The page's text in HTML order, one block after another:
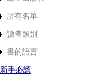
所有名單
讀者類別
書的語言
新手必讀